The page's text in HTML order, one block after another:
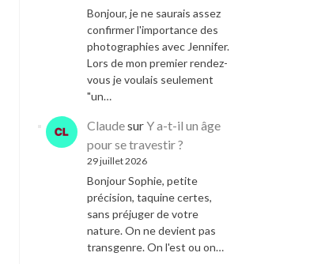
Bonjour, je ne saurais assez
confirmer l'importance des
photographies avec Jennifer.
Lors de mon premier rendez-
vous je voulais seulement
"un…
ClaudesurY a-t-il un âge
pour se travestir ?
29 juillet 2026
Bonjour Sophie, petite
précision, taquine certes,
sans préjuger de votre
nature. On ne devient pas
transgenre. On l'est ou on…